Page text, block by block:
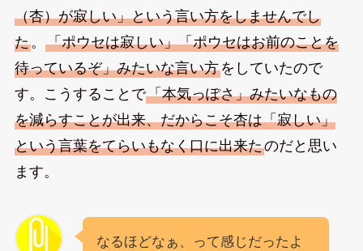
（杏）が寂しい」という言い方をしませんでし
た。 「ポウセは寂しい」「ポウセはお前のことを
待っているぞ」みたいな言い方をしていたので
す。こうすることで「本気っぽさ」みたいなもの
を減らすことが出来、だからこそ杏は「寂しい」
という言葉をてらいもなく口に出来たのだと思い
ます。
なるほどなぁ、って感じだったよ